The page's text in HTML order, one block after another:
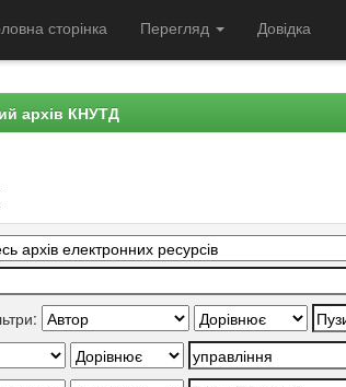
сторінка Перегляд Довідка
архів КНУТД